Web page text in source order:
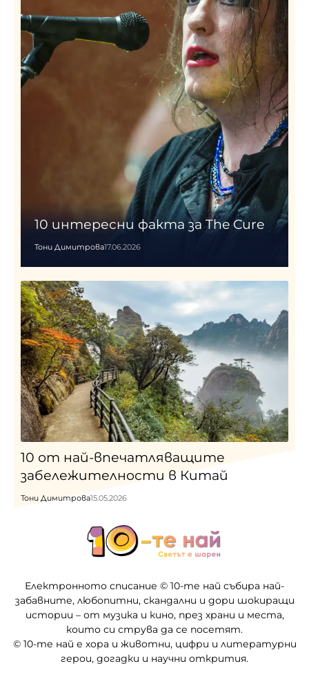
10 интересни факта за The Cure
Тони Димитрова17.06.2026
10 от най-впечатляващите
забележителности в Китай
Тони Димитрова15.05.2026
Електронното списание © 10-те най събира най-
забавните, любопитни, скандални и дори шокиращи
истории – от музика и кино, през храни и места,
които си струва да се посетят.
© 10-те най е хора и животни, цифри и литературни
герои, догадки и научни открития.